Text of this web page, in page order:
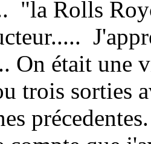
"la Rolls
On était une
trois sorties